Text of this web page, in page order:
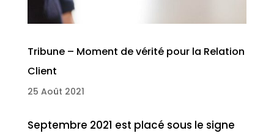
Tribune – Moment de vérité pour la Relation
Client
25 Août 2021
Septembre 2021 est placé sous le signe